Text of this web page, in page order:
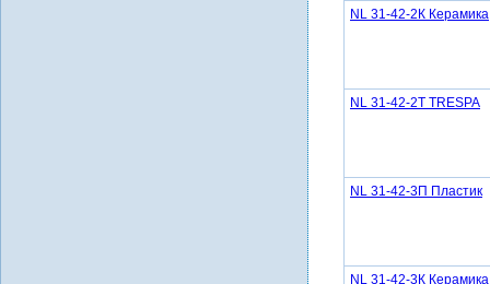
NL 31-42-2К Керамика
NL 31-42-2Т TRESPA
NL 31-42-3П Пластик
NL 31-42-3К Керамика